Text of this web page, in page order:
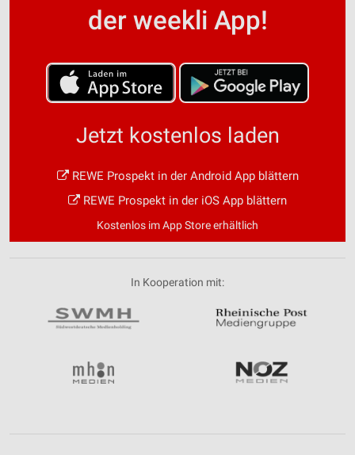
der weekli App!
Jetzt kostenlos laden
REWE Prospekt in der Android App blättern
REWE Prospekt in der iOS App blättern
Kostenlos im App Store erhältlich
In Kooperation mit: